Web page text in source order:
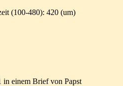
(100-480): 420 (um)
in einem Brief von Papst